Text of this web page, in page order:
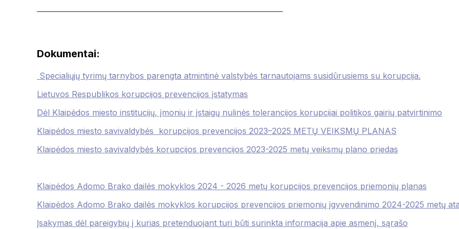
——————————————————————————————
Dokumentai:
Specialiųjų tyrimų tarnybos parengta atmintinė valstybės tarnautojams susidūrusiems su korupcija.
Lietuvos Respublikos korupcijos prevencijos įstatymas
Dėl Klaipėdos miesto institucijų, įmonių ir įstaigų nulinės tolerancijos korupcijai politikos gairių patvirtinimo
Klaipėdos miesto savivaldybės korupcijos prevencijos 2023–2025 METŲ VEIKSMŲ PLANAS
Klaipėdos miesto savivaldybės korupcijos prevencijos 2023-2025 metų veiksmų plano priedas
Klaipėdos Adomo Brako dailės mokyklos 2024 - 2026 metų korupcijos prevencijos priemonių planas
Klaipėdos Adomo Brako dailės mokyklos korupcijos prevencijos priemonių įgyvendinimo 2024-2025 metų
Įsakymas dėl pareigybių į kurias pretenduojant turi būti surinkta informacija apie asmenį, sąrašo